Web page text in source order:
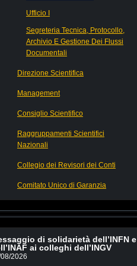
Ufficio I
Segreteria Tecnica, Protocollo,
Archivio E Gestione Dei Flussi
Documentali
Direzione Scientifica
Management
Consiglio Scientifico
Raggruppamenti Scientifici
Nazionali
Collegio dei Revisori dei Conti
Comitato Unico di Garanzia
di solidarietà dell’INFN e
ai colleghi dell’INGV
2026